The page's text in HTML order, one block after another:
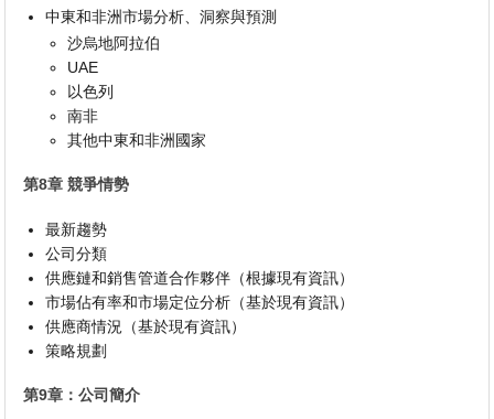
中東和非洲市場分析、洞察與預測
沙烏地阿拉伯
UAE
以色列
南非
其他中東和非洲國家
第8章 競爭情勢
最新趨勢
公司分類
供應鏈和銷售管道合作夥伴（根據現有資訊）
市場佔有率和市場定位分析（基於現有資訊）
供應商情況（基於現有資訊）
策略規劃
第9章：公司簡介